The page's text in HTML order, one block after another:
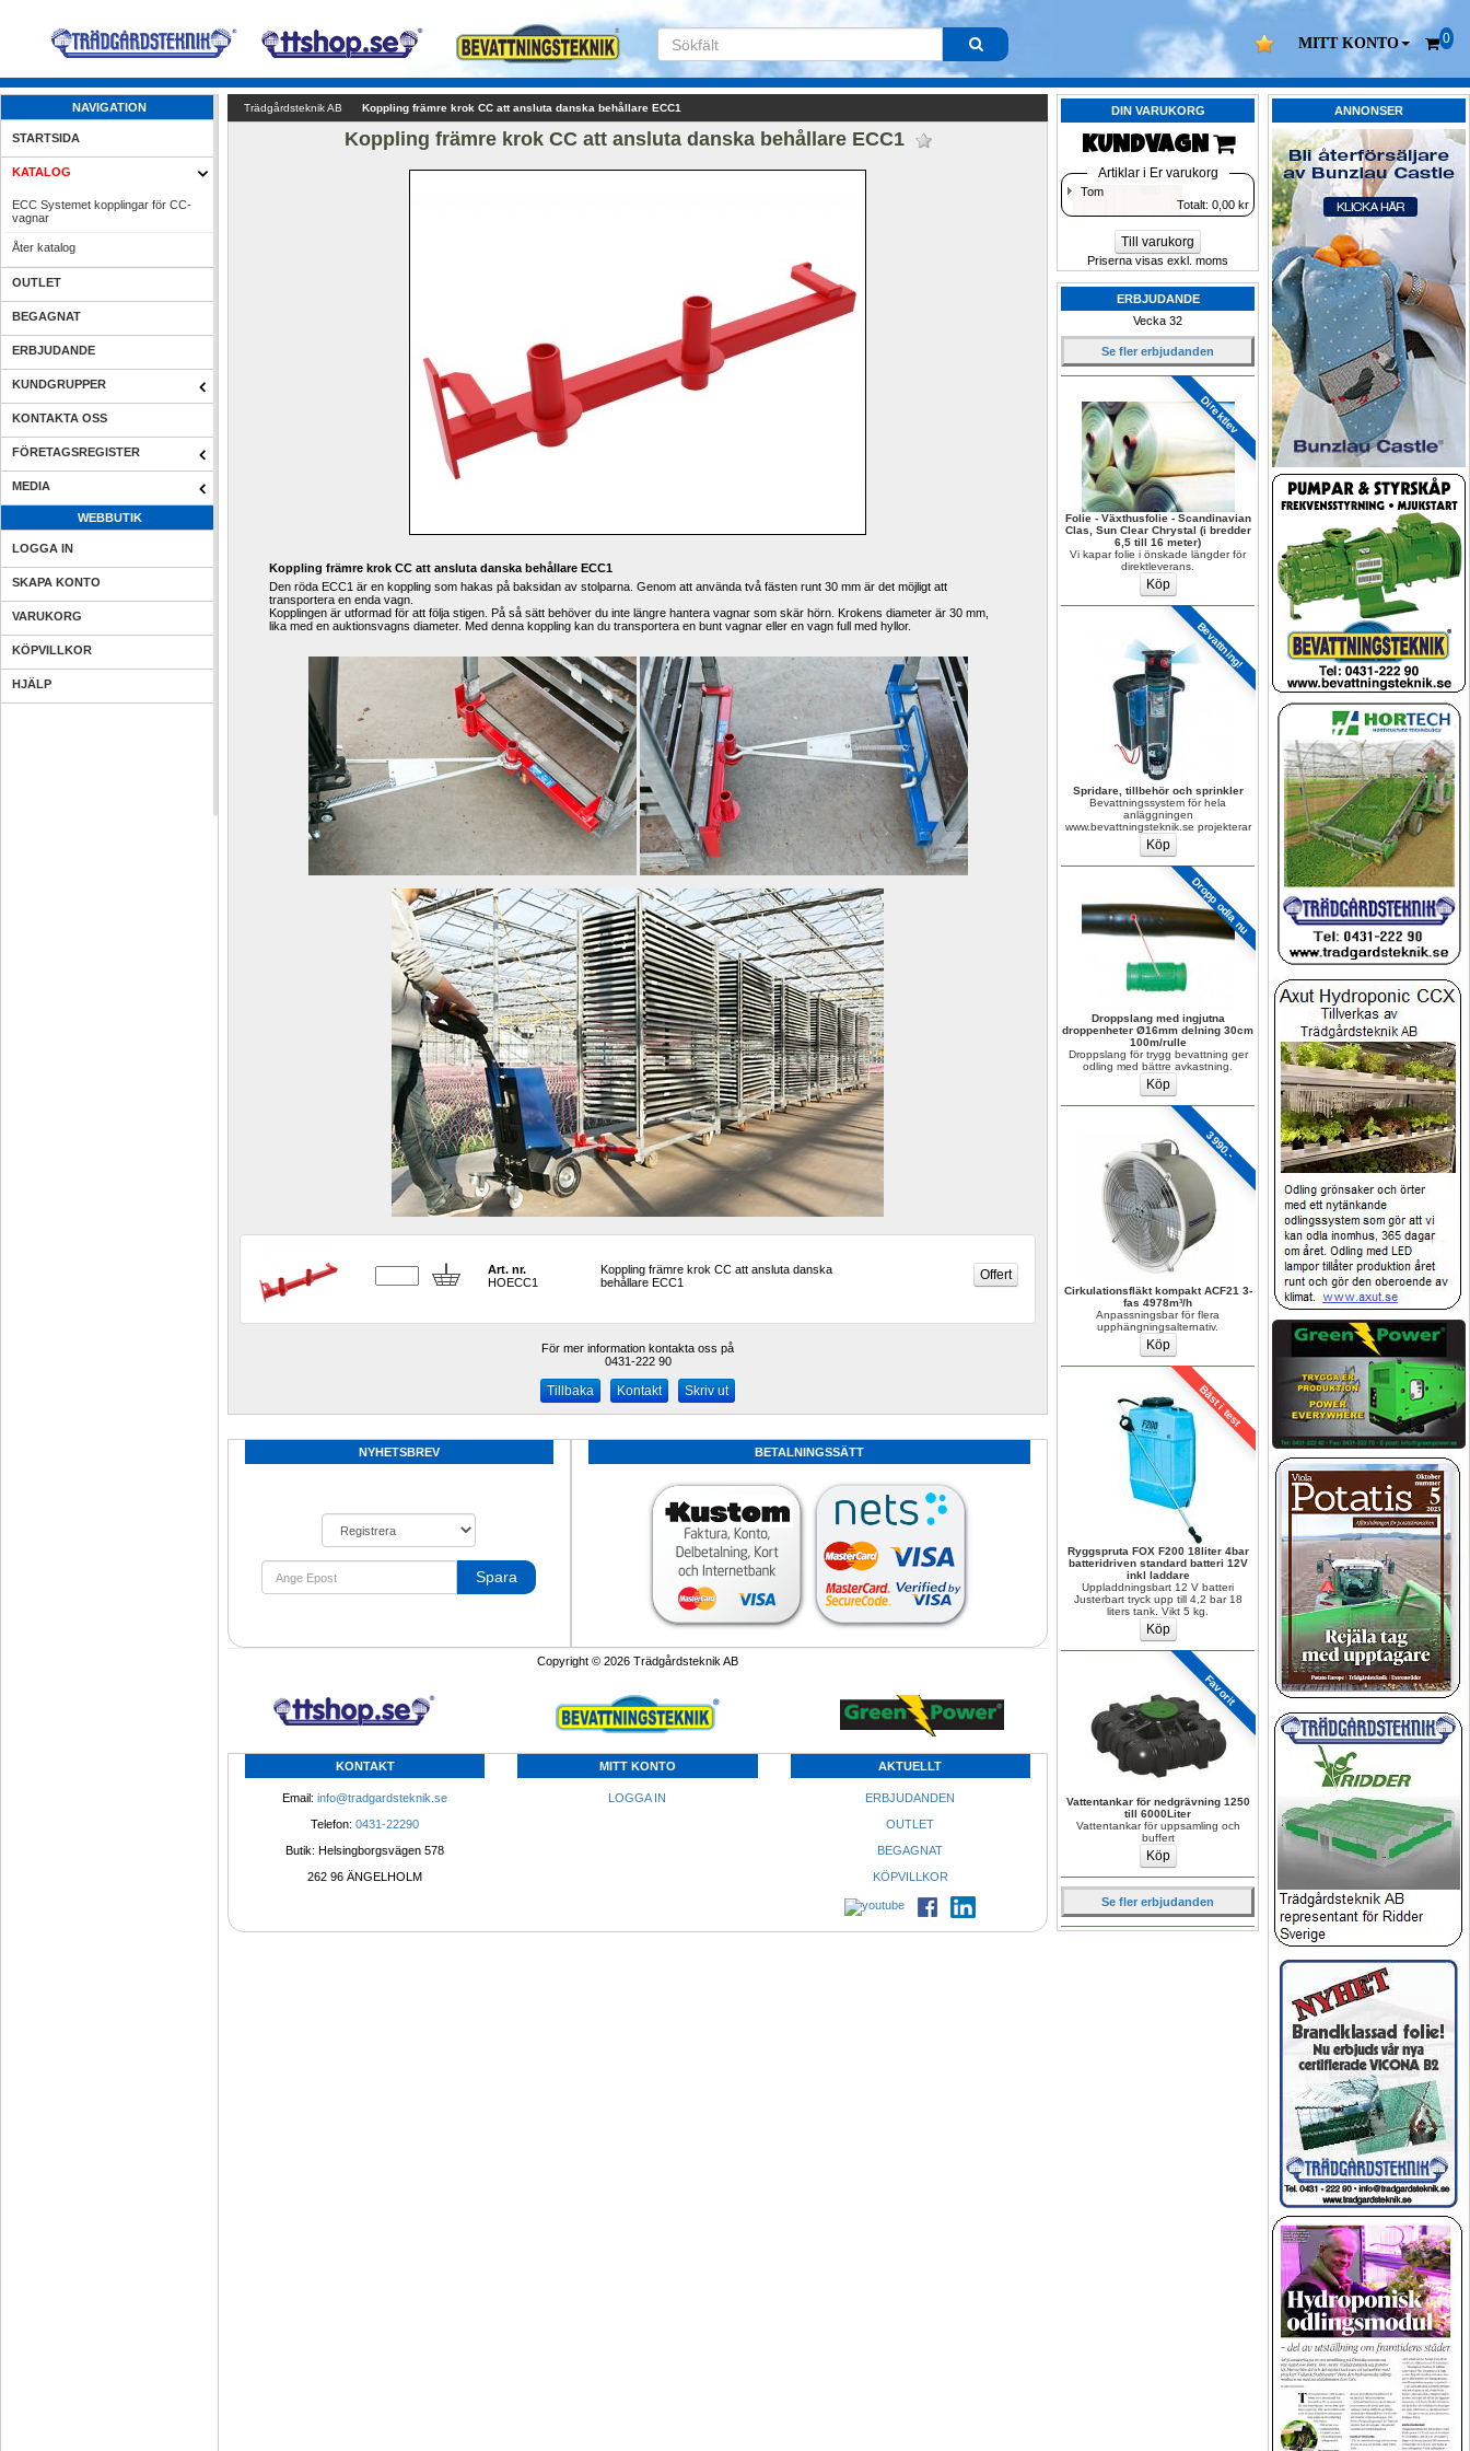
MITT KONTO 0
NAVIGATION
STARTSIDA
KATALOG
ECC Systemet kopplingar för CC-
vagnar
Åter katalog
OUTLET
BEGAGNAT
ERBJUDANDE
KUNDGRUPPER
KONTAKTA OSS
FÖRETAGSREGISTER
MEDIA
WEBBUTIK
LOGGA IN
SKAPA KONTO
VARUKORG
KÖPVILLKOR
HJÄLP
ANNONSER
DIN VARUKORG
KUNDVAGN
Artiklar i Er varukorg
Tom
Totalt: 0,00 kr
Till varukorg
Priserna visas exkl. moms
ERBJUDANDE
Vecka 32
Se fler erbjudanden
Direktlev
Folie - Växthusfolie - Scandinavian
Clas, Sun Clear Chrystal (i bredder
6,5 till 16 meter)
Vi kapar folie i önskade längder för
direktleverans.
Bevattning!
Spridare, tillbehör och sprinkler
Bevattningssystem för hela
anläggningen
www.bevattningsteknik.se projekterar
Dropp odla nu
Droppslang med ingjutna
droppenheter Ø16mm delning 30cm
100m/rulle
Droppslang för trygg bevattning ger
odling med bättre avkastning.
3990.-
Cirkulationsfläkt kompakt ACF21 3-
fas 4978m³/h
Anpassningsbar för flera
upphängningsalternativ.
Bäst i test
Ryggspruta FOX F200 18liter 4bar
batteridriven standard batteri 12V
inkl laddare
Uppladdningsbart 12 V batteri
Justerbart tryck upp till 4,2 bar 18
liters tank. Vikt 5 kg.
Favorit
Vattentankar för nedgrävning 1250
till 6000Liter
Vattentankar för uppsamling och
buffert
Se fler erbjudanden
Trädgårdsteknik AB Koppling främre krok CC att ansluta danska behållare ECC1
Koppling främre krok CC att ansluta danska behållare ECC1
Koppling främre krok CC att ansluta danska behållare ECC1
Den röda ECC1 är en koppling som hakas på baksidan av stolparna. Genom att använda två fästen runt 30 mm är det möjligt att
transportera en enda vagn.
Kopplingen är utformad för att följa stigen. På så sätt behöver du inte längre hantera vagnar som skär hörn. Krokens diameter är 30 mm,
lika med en auktionsvagns diameter. Med denna koppling kan du transportera en bunt vagnar eller en vagn full med hyllor.
Art. nr.
HOECC1
Koppling främre krok CC att ansluta danska
behållare ECC1
För mer information kontakta oss på
0431-222 90
Kontakt Skriv ut
NYHETSBREV
Spara
BETALNINGSSÄTT
Copyright © 2026 Trädgårdsteknik AB
KONTAKT
Email: info@tradgardsteknik.se
Telefon: 0431-22290
Butik: Helsingborgsvägen 578
262 96 ÄNGELHOLM
MITT KONTO
LOGGA IN
AKTUELLT
ERBJUDANDEN
OUTLET
BEGAGNAT
KÖPVILLKOR